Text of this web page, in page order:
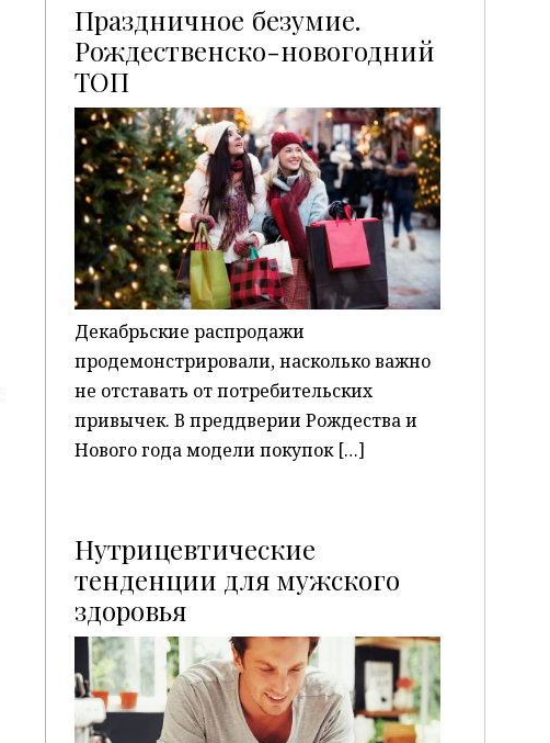
Праздничное безумие.
Рождественско-новогодний
ТОП
P
Декабрьские распродажи
продемонстрировали, насколько важно
не отставать от потребительских
привычек. В преддверии Рождества и
Нового года модели покупок […]
Нутрицевтические
тенденции для мужского
здоровья